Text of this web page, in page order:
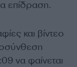
επίδραση.
και βίντεο
να φαίνεται